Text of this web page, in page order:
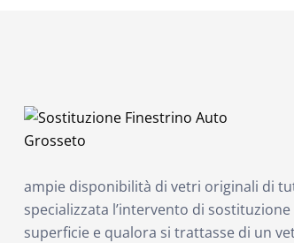
ampie disponibilità di vetri originali di
specializzata l’intervento di
superficie e qualora si trattasse di un